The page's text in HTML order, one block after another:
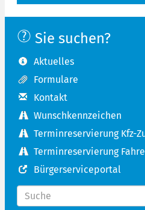
Sie suchen?
Aktuelles
Formulare
Kontakt
Wunschkennzeichen
Terminreservierung Kfz-
Terminreservierung
Bürgerserviceportal